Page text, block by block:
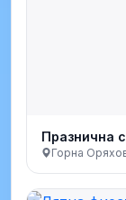
Празнична
Горна